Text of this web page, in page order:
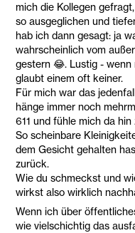
mich die Kollegen
so ausgeglichen und
hab ich dann gesagt: ja
wahrscheinlich vom
gestern 😂. Lustig -
glaubt einem oft keiner.
Für mich war das
hänge immer noch
611 und fühle mich da hin
So scheinbare
dem Gesicht gehalten
zurück.
Wie du schmeckst und
wirkst also wirklich
Wenn ich über
wie vielschichtig das